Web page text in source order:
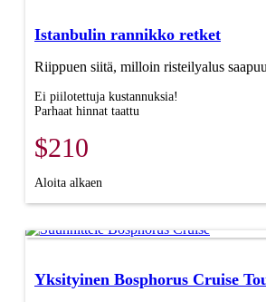
Istanbulin rannikko retket
Riippuen siitä, milloin risteilyalus
Ei piilotettuja kustannuksia!
Parhaat hinnat taattu
$210
Aloita alkaen
Yksityinen Bosphorus Cruise